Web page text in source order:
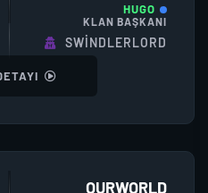
HUGO
KLAN BAŞKANI
SWINDLERLORD
OURWORLD